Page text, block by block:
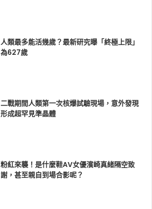
人類最多能活幾歲？最新研究曝「終極上限」
為627歲
二戰期間人類第一次核爆試驗現場，意外發現
形成超罕見準晶體
粉紅來襲！是什麼鞋AV女優濱崎真緒隔空致
謝，甚至親自到場合影呢？